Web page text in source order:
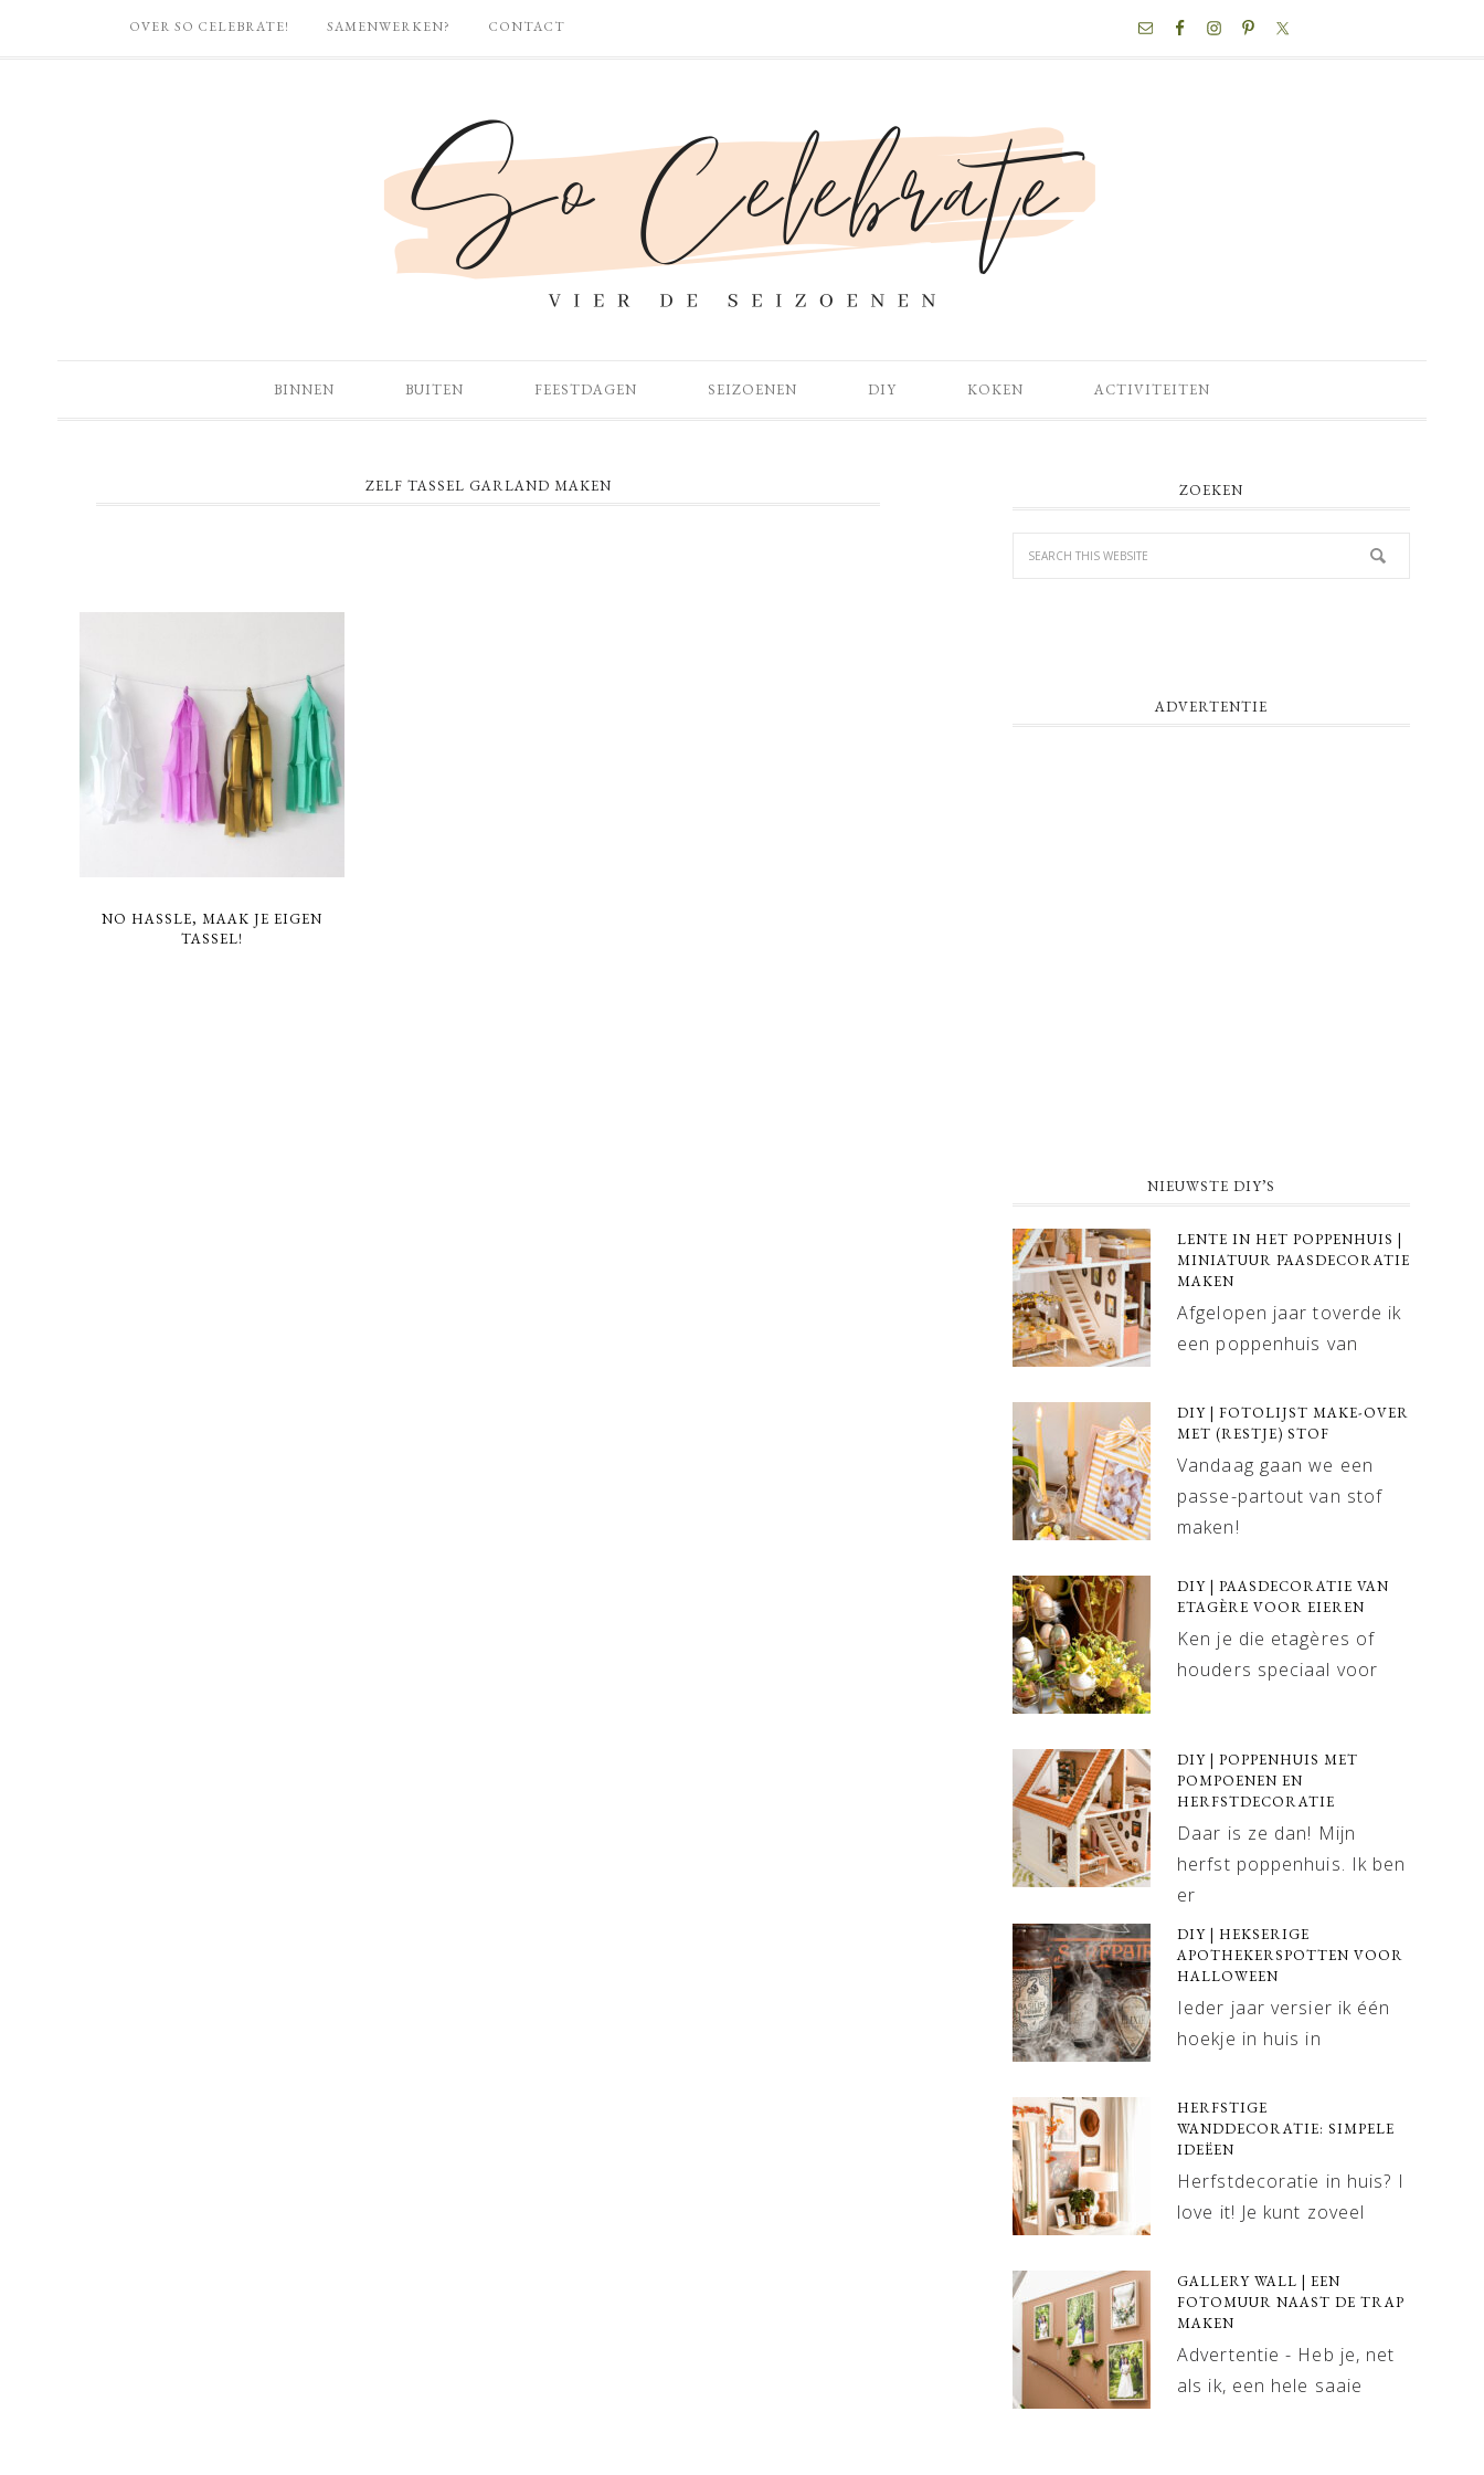
OVER SO CELEBRATE! SAMENWERKEN? CONTACT
BINNEN BUITEN FEESTDAGEN SEIZOENEN DIY KOKEN ACTIVITEITEN
ZELF TASSEL GARLAND MAKEN
NO HASSLE, MAAK JE EIGEN
TASSEL!
ZOEKEN
ADVERTENTIE
NIEUWSTE DIY’S
LENTE IN HET POPPENHUIS |
MINIATUUR PAASDECORATIE
MAKEN
Afgelopen jaar toverde ik
een poppenhuis van
DIY | FOTOLIJST MAKE-OVER
MET (RESTJE) STOF
Vandaag gaan we een
passe-partout van stof
maken!
DIY | PAASDECORATIE VAN
ETAGÈRE VOOR EIEREN
Ken je die etagères of
houders speciaal voor
DIY | POPPENHUIS MET
POMPOENEN EN
HERFSTDECORATIE
Daar is ze dan! Mijn
herfst poppenhuis. Ik ben
er
DIY | HEKSERIGE
APOTHEKERSPOTTEN VOOR
HALLOWEEN
Ieder jaar versier ik één
hoekje in huis in
HERFSTIGE
WANDDECORATIE: SIMPELE
IDEËEN
Herfstdecoratie in huis? I
love it! Je kunt zoveel
GALLERY WALL | EEN
FOTOMUUR NAAST DE TRAP
MAKEN
Advertentie - Heb je, net
als ik, een hele saaie